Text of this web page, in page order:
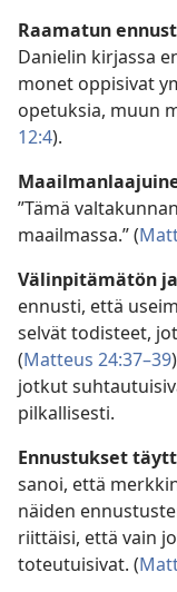
Raamatun
Danielin kirjassa
monet oppisivat
opetuksia, muun
12:4).
”Tämä
maailmassa.” (
Välinpitämätön
ennusti, että
selvät todisteet,
(Matteus 24:37–39
jotkut
pilkallisesti.
Ennustukset
sanoi, että
näiden
riittäisi, että vain
toteutuisivat. (